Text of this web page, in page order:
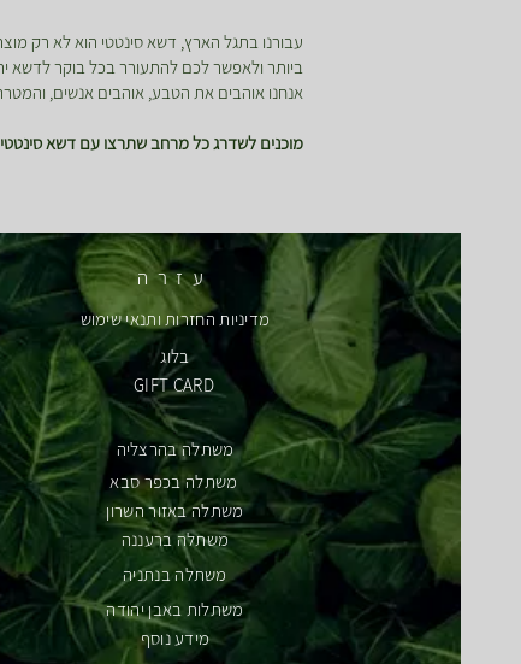
עבורנו בתגל הארץ, דשא סינטטי הוא לא רק
ביותר ולאפשר לכם להתעורר בכל בוקר לדשא
אנחנו אוהבים את הטבע, אוהבים אנשים,
מוכנים לשדרג כל מרחב שתרצו עם דשא סינטטי
עזרה
מדיניות החזרות ותנאי שימוש
בלוג
GIFT CARD
משתלה בכפר סבא
משתלה בהרצליה
משתלה באזור השרון
משתלה ברעננה
משתלה בנתניה
משתלות באבן יהודה
מידע נוסף